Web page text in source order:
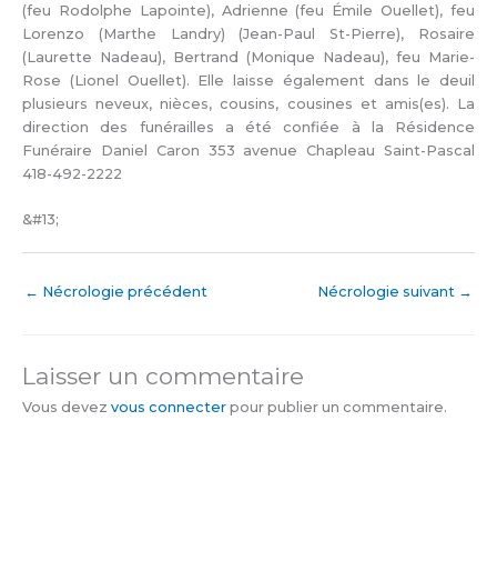
(feu Rodolphe Lapointe), Adrienne (feu Émile Ouellet), feu
Lorenzo (Marthe Landry) (Jean-Paul St-Pierre), Rosaire
(Laurette Nadeau), Bertrand (Monique Nadeau), feu Marie-
Rose (Lionel Ouellet). Elle laisse également dans le deuil
plusieurs neveux, nièces, cousins, cousines et amis(es). La
direction des funérailles a été confiée à la Résidence
Funéraire Daniel Caron 353 avenue Chapleau Saint-Pascal
418-492-2222
&#13;
← Nécrologie précédent Nécrologie suivant →
Laisser un commentaire
Vous devez vous connecter pour publier un commentaire.